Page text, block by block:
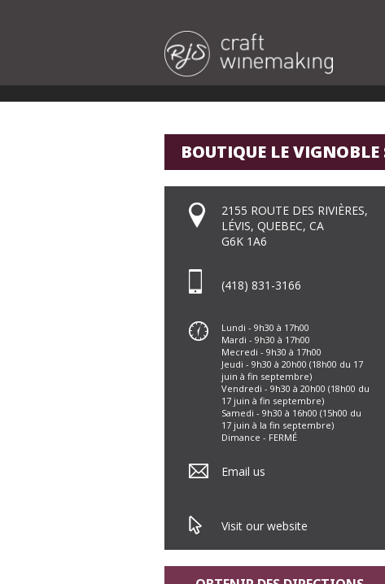
BOUTIQUE LE VIGNOBLE
2155 ROUTE DES RIVIÈRES,
LÉVIS, QUEBEC, CA
G6K 1A6
(418) 831-3166
Lundi - 9h30 à 17h00
Mardi - 9h30 à 17h00
Mecredi - 9h30 à 17h00
Jeudi - 9h30 à 20h00 (18h00 du 17
juin à fin septembre)
Vendredi - 9h30 à 20h00 (18h00 du
17 juin à fin septembre)
Samedi - 9h30 à 16h00 (15h00 du
17 juin à la fin septembre)
Dimance - FERMÉ
Email us
Visit our website